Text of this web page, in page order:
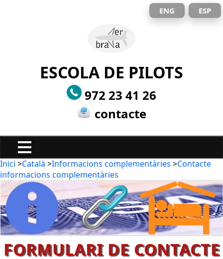
ENG ESP
ESCOLA DE PILOTS
972 23 41 26
contacte
Inici >Català >Informacions complementàries >Contacte
informacions complementàries
FORMULARI DE CONTACTE